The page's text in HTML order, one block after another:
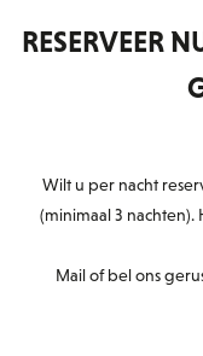
RESERVEER
Wilt u per nacht
(minimaal 3 nachten).
Mail of bel ons